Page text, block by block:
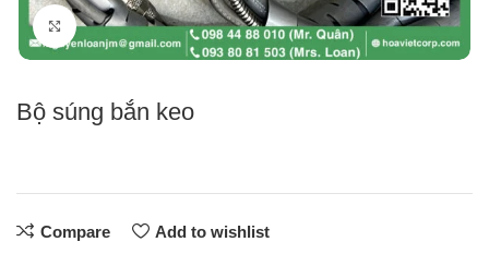
Click to enlarge
Bộ súng bắn keo
Compare Add to wishlist